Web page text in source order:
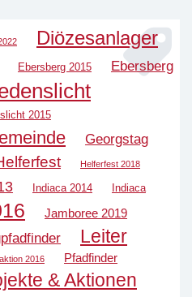
Diözesanlager
Ebersberg 2015
Ebersberg
2015
Georgstag
Helferfest 2018
Indiaca 2014 Indiaca
Jamboree 2019
Leiter
2016 Pfadfinder
& Aktionen